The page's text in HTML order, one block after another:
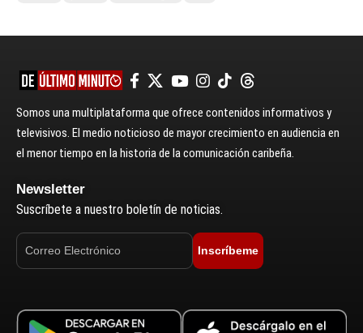
Somos una multiplataforma que ofrece contenidos informativos y
televisivos. El medio noticioso de mayor crecimiento en audiencia en
el menor tiempo en la historia de la comunicación caribeña.
Newsletter
Suscríbete a nuestro boletín de noticias.
Inscríbeme